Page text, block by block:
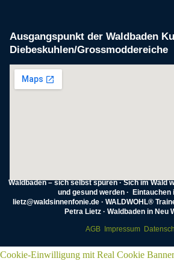
Ausgangspunkt der Waldbaden
Diebeskuhlen/Grossmoddereiche
Waldbaden – sich selbst spüren · Sich im Wald
und gesund werden · Eintauchen
lietz@waldsinnenfonie.de · WALDWOHL®
Petra Lietz · Waldbaden in Neu
AGB Impressum
Cookie-Einwilligung mit Real Cookie Banner